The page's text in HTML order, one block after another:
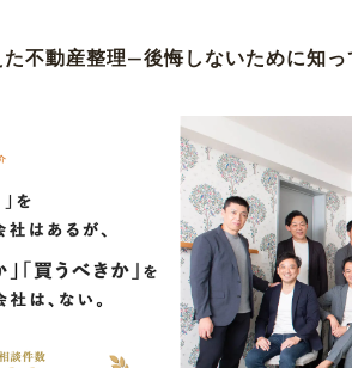
不動産整理—後悔しないために知っ